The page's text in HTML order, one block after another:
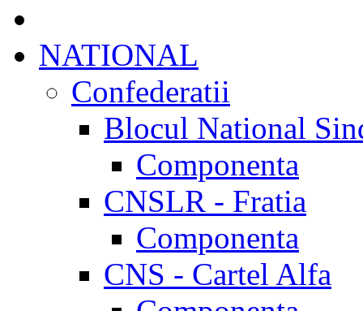
NATIONAL
Confederatii
Blocul National
Componenta
CNSLR - Fratia
Componenta
CNS - Cartel Alfa